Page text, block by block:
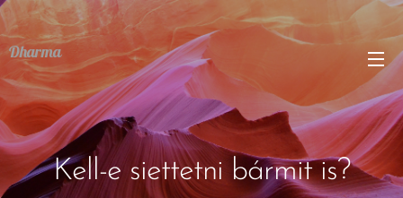
Dharma
Kell-e siettetni bármit is?